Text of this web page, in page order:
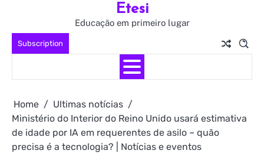
content
Subscription
Etesi
Educação em primeiro lugar
Home
Ultimas notícias
Ministério do Interior do Reino Unido usará estimativa
de idade por IA em requerentes de asilo – quão
precisa é a tecnologia? | Notícias e eventos